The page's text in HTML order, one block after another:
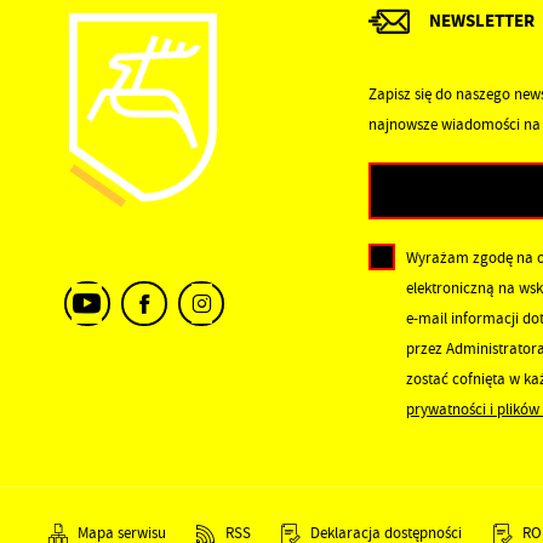
NEWSLETTER
Zapisz się do naszego
najnowsze wiadomości
Wyrażam zgodę na
elektroniczną na
e-mail informacji
przez
zostać cofnięta w
prywatności i plików
Mapa serwisu RSS Deklaracja dostępności